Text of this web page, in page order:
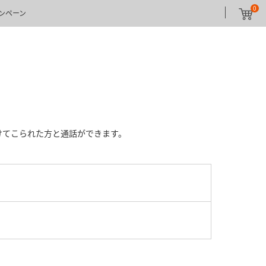
ペーン 0
こられた方と通話ができます。